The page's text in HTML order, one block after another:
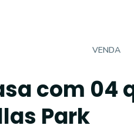
VENDA
com 04
Park